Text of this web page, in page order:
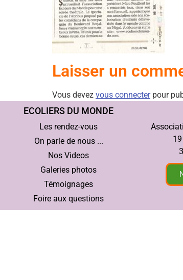
Laisser un
Vous devez vous connecterpour
ECOLIERS DU MONDE
Les rendez-vous
On parle de nous ...
Nos Videos
Galeries photos
Témoignages
Foire aux questions